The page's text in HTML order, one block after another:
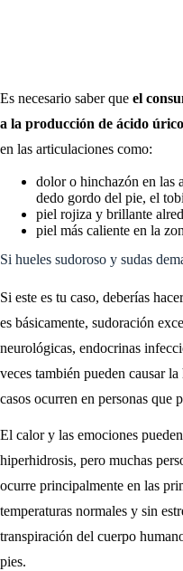
Es necesario saber que el
a la producción de ácido úrico
en las articulaciones como:
dolor o hinchazón en las
dedo gordo del pie, el
piel rojiza y brillante
piel más caliente en la
Si hueles sudoroso y sudas
Si este es tu caso, deberías
es básicamente, sudoración
neurológicas, endocrinas
veces también pueden causar
casos ocurren en personas que
El calor y las emociones
hiperhidrosis, pero muchas
ocurre principalmente en las
temperaturas normales y sin
transpiración del cuerpo
pies.